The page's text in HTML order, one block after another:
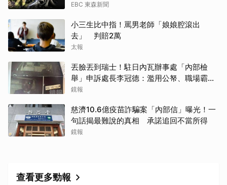
EBC 東森新聞
小三生比中指！罵男老師「娘娘腔滾出
去」 判賠2萬
太報
丟臉丟到瑞士！駐日內瓦辦事處「內部檢
舉」申訴處長李冠德：濫用公帑、職場霸
凌、超速仔拒繳罰單 外交部要查了
鏡報
慈濟10.6億疫苗詐騙案「內部信」曝光！一
句話揭最難說的真相 承諾追回不當所得
鏡報
查看更多勁報
取消